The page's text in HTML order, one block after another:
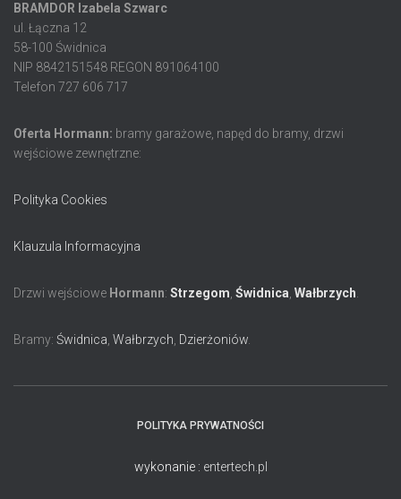
BRAMDOR Izabela Szwarc
ul. Łączna 12
58-100 Świdnica
NIP 8842151548 REGON 891064100
Telefon 727 606 717
Oferta Hormann: bramy garażowe, napęd do bramy, drzwi
wejściowe zewnętrzne:
Polityka Cookies
Klauzula Informacyjna
Drzwi wejściowe Hormann: Strzegom Świdnica Wałbrzych
Bramy: Świdnica Wałbrzych Dzierżoniów
POLITYKA PRYWATNOŚCI
wykonanie : entertech.pl